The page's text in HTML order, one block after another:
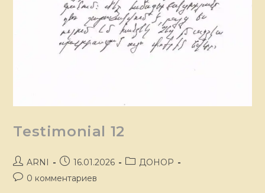
Testimonial 12
ARNI 16.01.2026
ДОНОР
0 комментариев